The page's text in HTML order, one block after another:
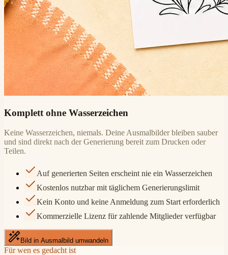
Komplett ohne Wasserzeichen
Keine Wasserzeichen, niemals. Deine Ausmalbilder bleiben sauber
und sind direkt nach der Generierung bereit zum Drucken oder
Teilen.
Auf generierten Seiten erscheint nie ein Wasserzeichen
Kostenlos nutzbar mit täglichem Generierungslimit
Kein Konto und keine Anmeldung zum Start erforderlich
Kommerzielle Lizenz für zahlende Mitglieder verfügbar
Bild in Ausmalbild umwandeln
Für wen es gedacht ist